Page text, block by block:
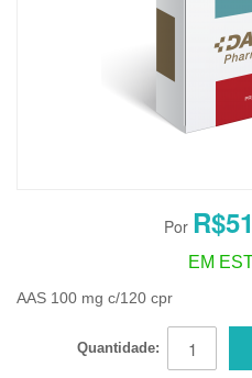
EM
AAS 100 mg c/120 cpr
Quantidade: